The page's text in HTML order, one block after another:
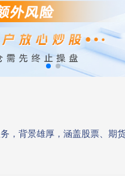
背景雄厚，涵盖股票、期